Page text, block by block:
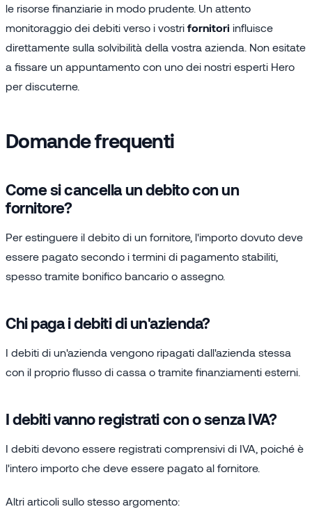
le risorse finanziarie in modo prudente. Un attento
monitoraggio dei debiti verso i vostri fornitori influisce
direttamente sulla solvibilità della vostra azienda. Non esitate
a fissare un appuntamento con uno dei nostri esperti Hero
per discuterne.
Domande frequenti
Come si cancella un debito con un
fornitore?
Per estinguere il debito di un fornitore, l'importo dovuto deve
essere pagato secondo i termini di pagamento stabiliti,
spesso tramite bonifico bancario o assegno.
Chi paga i debiti di un'azienda?
I debiti di un'azienda vengono ripagati dall'azienda stessa
con il proprio flusso di cassa o tramite finanziamenti esterni.
I debiti vanno registrati con o senza IVA?
I debiti devono essere registrati comprensivi di IVA, poiché è
l'intero importo che deve essere pagato al fornitore.
Altri articoli sullo stesso argomento: